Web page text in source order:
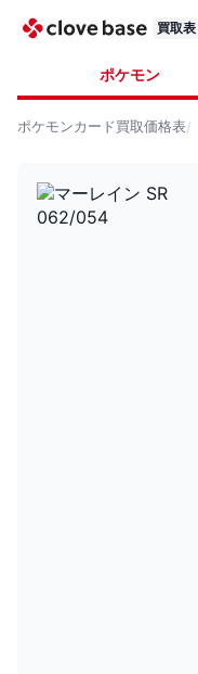
買取表
ポケモン
ポケモンカード買取価格表